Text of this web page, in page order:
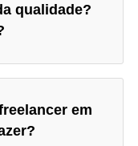
qualidade?
em